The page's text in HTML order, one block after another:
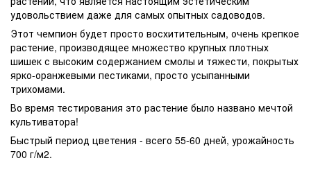
удовольствием даже для самых опытных садоводов.
Этот чемпион будет просто восхитительным, очень крепкое
растение, производящее множество крупных плотных
шишек с высоким содержанием смолы и тяжести, покрытых
ярко-оранжевыми пестиками, просто усыпанными
трихомами.
Во время тестирования это растение было названо мечтой
культиватора!
Быстрый период цветения - всего 55-60 дней, урожайность
700 г/м2.